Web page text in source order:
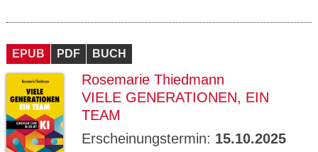
EPUB PDF BUCH
Rosemarie Thiedmann
VIELE GENERATIONEN, EIN
TEAM
Erscheinungstermin: 15.10.2025